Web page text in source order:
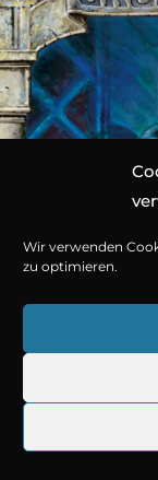
Wir verwenden
zu optimieren.